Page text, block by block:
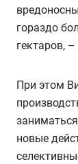
гораздо
гектаров,
При этом
новые